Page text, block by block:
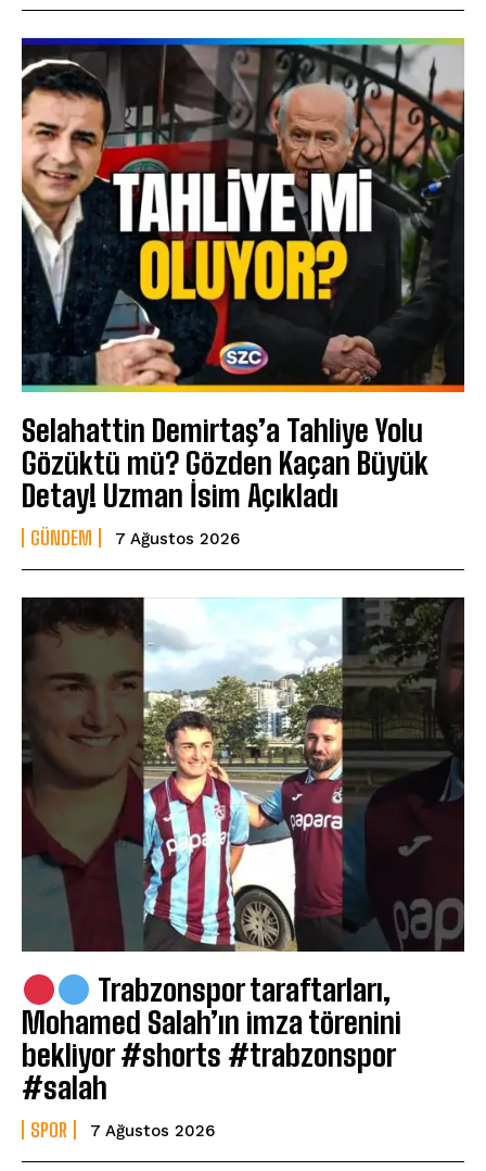
Selahattin Demirtaş’a Tahliye Yolu
Gözüktü mü? Gözden Kaçan Büyük
Detay! Uzman İsim Açıkladı
GÜNDEM 7 Ağustos 2026
Trabzonspor taraftarları,
Mohamed Salah’ın imza törenini
bekliyor #shorts #trabzonspor
#salah
SPOR 7 Ağustos 2026